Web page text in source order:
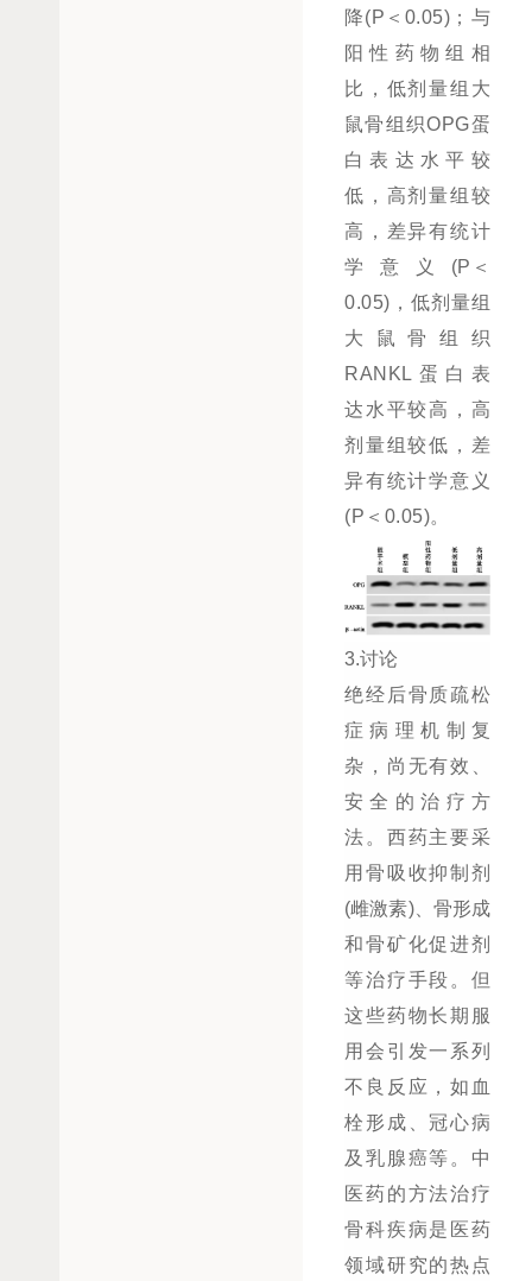
降(P＜0.05)；与
阳性药物组相
比，低剂量组大
鼠骨组织OPG蛋
白表达水平较
低，高剂量组较
高，差异有统计
学意义(P＜
0.05)，低剂量组
大鼠骨组织
RANKL蛋白表
达水平较高，高
剂量组较低，差
异有统计学意义
(P＜0.05)。
3.讨论
绝经后骨质疏松
症病理机制复
杂，尚无有效、
安全的治疗方
法。西药主要采
用骨吸收抑制剂
(雌激素)、骨形成
和骨矿化促进剂
等治疗手段。但
这些药物长期服
用会引发一系列
不良反应，如血
栓形成、冠心病
及乳腺癌等。中
医药的方法治疗
骨科疾病是医药
领域研究的热点